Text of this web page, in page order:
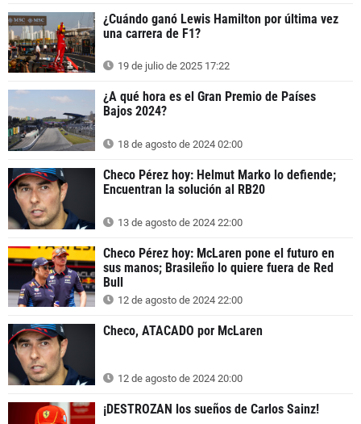
¿Cuándo ganó Lewis Hamilton por última vez
una carrera de F1?
19 de julio de 2025 17:22
¿A qué hora es el Gran Premio de Países
Bajos 2024?
18 de agosto de 2024 02:00
Checo Pérez hoy: Helmut Marko lo defiende;
Encuentran la solución al RB20
13 de agosto de 2024 22:00
Checo Pérez hoy: McLaren pone el futuro en
sus manos; Brasileño lo quiere fuera de Red
Bull
12 de agosto de 2024 22:00
Checo, ATACADO por McLaren
12 de agosto de 2024 20:00
¡DESTROZAN los sueños de Carlos Sainz!